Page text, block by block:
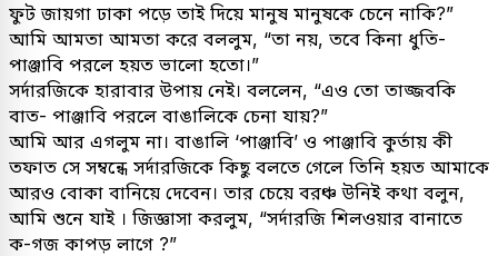
ফুট জায়গা ঢাকা পড়ে তাই দিয়ে মানুষ মানুষকে চেনে নাকি?”
আমি আমতা আমতা করে বললুম, “তা নয়, তবে কিনা ধুতি-
পাঞ্জাবি পরলে হয়ত ভালো হতো।”
সর্দারজিকে হারাবার উপায় নেই। বললেন, “এও তো তাজ্জবকি
বাত- পাঞ্জাবি পরলে বাঙালিকে চেনা যায়?”
আমি আর এগলুম না। বাঙালি ‘পাঞ্জাবি’ ও পাঞ্জাবি কুর্তায় কী
তফাত সে সম্বন্ধে সর্দারজিকে কিছু বলতে গেলে তিনি হয়ত আমাকে
আরও বোকা বানিয়ে দেবেন। তার চেয়ে বরঞ্চ উনিই কথা বলুন,
আমি শুনে যাই । জিজ্ঞাসা করলুম, “সর্দারজি শিলওয়ার বানাতে
ক-গজ কাপড় লাগে ?”